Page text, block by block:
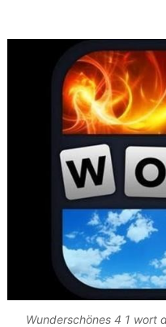
Wunderschönes 4 1 wort